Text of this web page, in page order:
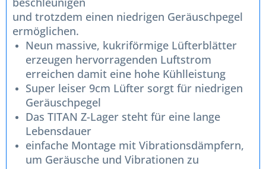
und trotzdem einen niedrigen Geräuschpegel
ermöglichen.
Neun massive, kukriförmige Lüfterblätter
erzeugen hervorragenden Luftstrom
erreichen damit eine hohe Kühlleistung
Super leiser 9cm Lüfter sorgt für niedrigen
Geräuschpegel
Das TITAN Z-Lager steht für eine lange
Lebensdauer
einfache Montage mit Vibrationsdämpfern,
um Geräusche und Vibrationen zu